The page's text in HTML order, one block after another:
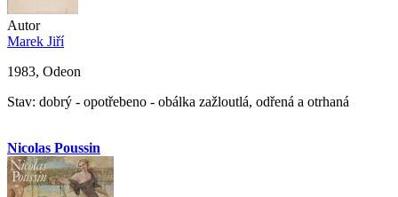
Autor
Marek Jiří
1983, Odeon
Stav: dobrý - opotřebeno - obálka zažloutlá, odřená a otrhaná
Nicolas Poussin